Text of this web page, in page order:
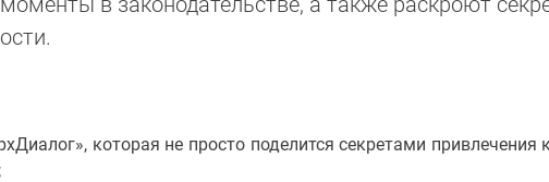
которая не просто поделится секретами привлечения